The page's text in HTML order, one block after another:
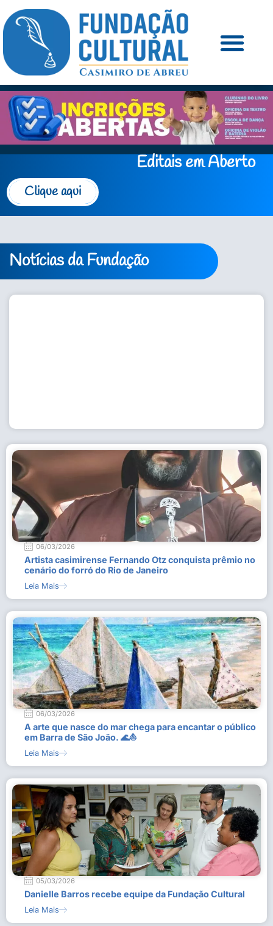
Editais em Aberto
Clique aqui
Notícias da Fundação
06/03/2026
Artista casimirense Fernando Otz conquista prêmio no
cenário do forró do Rio de Janeiro
Leia Mais
06/03/2026
A arte que nasce do mar chega para encantar o público
em Barra de São João. 🌊⛵
Leia Mais
05/03/2026
Danielle Barros recebe equipe da Fundação Cultural
Leia Mais